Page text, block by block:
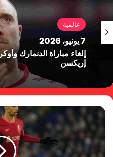
عالمية
7 يونيو، 2026
إلغاء مباراة الدنمارك
إريكسن